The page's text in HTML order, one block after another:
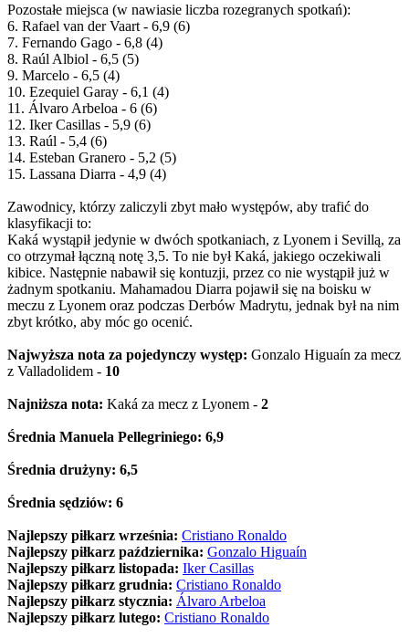
Pozostałe miejsca (w nawiasie liczba rozegranych spotkań):
6. Rafael van der Vaart - 6,9 (6)
7. Fernando Gago - 6,8 (4)
8. Raúl Albiol - 6,5 (5)
9. Marcelo - 6,5 (4)
10. Ezequiel Garay - 6,1 (4)
11. Álvaro Arbeloa - 6 (6)
12. Iker Casillas - 5,9 (6)
13. Raúl - 5,4 (6)
14. Esteban Granero - 5,2 (5)
15. Lassana Diarra - 4,9 (4)
Zawodnicy, którzy zaliczyli zbyt mało występów, aby trafić do
klasyfikacji to:
Kaká wystąpił jedynie w dwóch spotkaniach, z Lyonem i Sevillą, za
co otrzymał łączną notę 3,5. To nie był Kaká, jakiego oczekiwali
kibice. Następnie nabawił się kontuzji, przez co nie wystąpił już w
żadnym spotkaniu. Mahamadou Diarra pojawił się na boisku w
meczu z Lyonem oraz podczas Derbów Madrytu, jednak był na nim
zbyt krótko, aby móc go ocenić.
Najwyższa nota za pojedynczy występ: Gonzalo Higuaín za mecz
z Valladolidem - 10
Najniższa nota: Kaká za mecz z Lyonem - 2
Średnia Manuela Pellegriniego: 6,9
Średnia drużyny: 6,5
Średnia sędziów: 6
Najlepszy piłkarz września: Cristiano Ronaldo
Najlepszy piłkarz października: Gonzalo Higuaín
Najlepszy piłkarz listopada: Iker Casillas
Najlepszy piłkarz grudnia: Cristiano Ronaldo
Najlepszy piłkarz stycznia: Álvaro Arbeloa
Najlepszy piłkarz lutego: Cristiano Ronaldo